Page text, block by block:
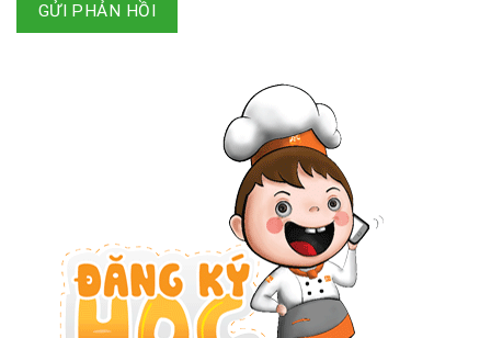
GỬI PHẢN HỒI